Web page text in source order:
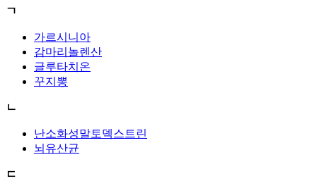
ㄱ
가르시니아
감마리놀렌산
글루타치온
꾸지뽕
ㄴ
난소화성말토덱스트린
뇌유산균
ㄷ